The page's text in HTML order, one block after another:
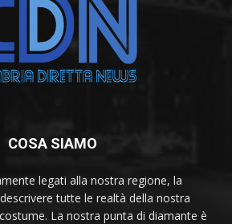
COSA SIAMO
legati alla nostra regione, la
tutte le realtà della nostra
La nostra punta di diamante è